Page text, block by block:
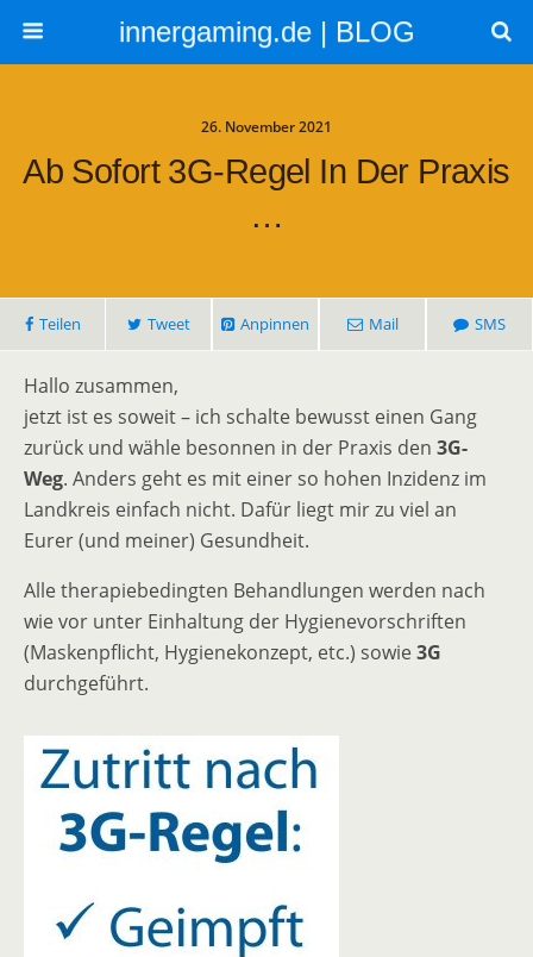
innergaming.de | BLOG
26. November 2021
Ab Sofort 3G-Regel In Der Praxis
…
Teilen Tweet Anpinnen Mail SMS
Hallo zusammen,
jetzt ist es soweit – ich schalte bewusst einen Gang
zurück und wähle besonnen in der Praxis den 3G-
Weg. Anders geht es mit einer so hohen Inzidenz im
Landkreis einfach nicht. Dafür liegt mir zu viel an
Eurer (und meiner) Gesundheit.
Alle therapiebedingten Behandlungen werden nach
wie vor unter Einhaltung der Hygienevorschriften
(Maskenpflicht, Hygienekonzept, etc.) sowie3G
durchgeführt.